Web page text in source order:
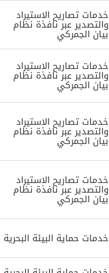
خدمات تصاريح الاستيراد
والتصدير عبر نافذة نظام
بيان الجمركي
خدمات تصاريح الاستيراد
والتصدير عبر نافذة نظام
بيان الجمركي
خدمات تصاريح الاستيراد
والتصدير عبر نافذة نظام
بيان الجمركي
خدمات تصاريح الاستيراد
والتصدير عبر نافذة نظام
بيان الجمركي
خدمات حماية البيئة البحرية